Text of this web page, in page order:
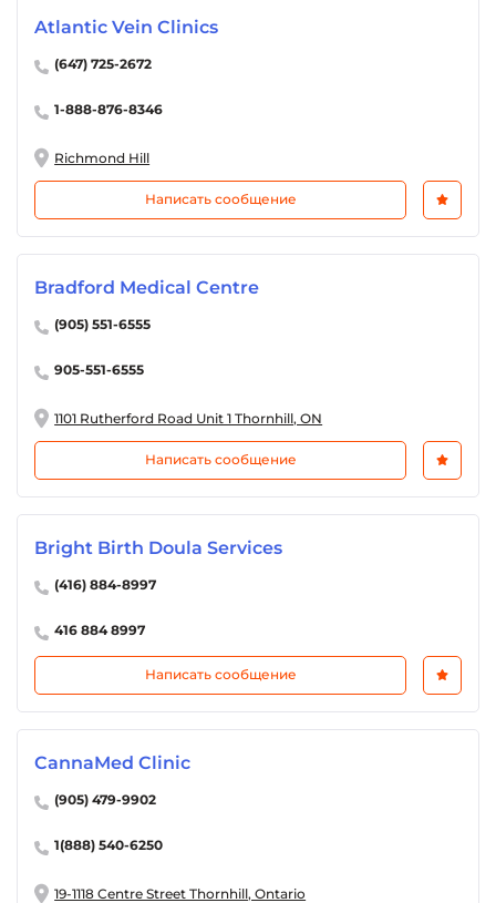
Atlantic Vein Clinics
(647) 725-2672
1-888-876-8346
Richmond Hill
Написать сообщение
Bradford Medical Centre
(905) 551-6555
905-551-6555
1101 Rutherford Road Unit 1 Thornhill, ON
Написать сообщение
Bright Birth Doula Services
(416) 884-8997
416 884 8997
Написать сообщение
CannaMed Clinic
(905) 479-9902
1(888) 540-6250
19-1118 Centre Street Thornhill, Ontario